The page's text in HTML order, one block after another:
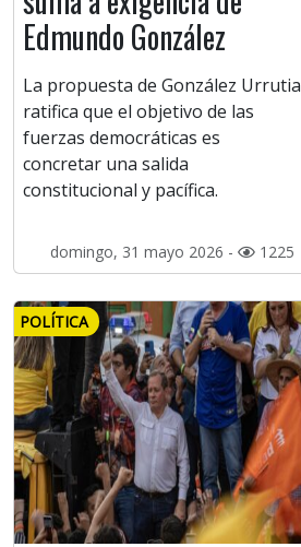
Edmundo González
La propuesta de González Urrutia
ratifica que el objetivo de las
fuerzas democráticas es
concretar una salida
constitucional y pacífica.
domingo, 31 mayo 2026 - 1225
POLÍTICA